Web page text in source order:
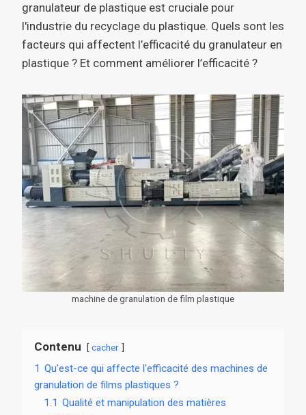
granulateur de plastique est cruciale pour
l'industrie du recyclage du plastique. Quels sont les
facteurs qui affectent l’efficacité du granulateur en
plastique ? Et comment améliorer l’efficacité ?
machine de granulation de film plastique
Contenu cacher
1 Qu'est-ce qui affecte l'efficacité des machines de
granulation de films plastiques ?
1.1 Qualité et manipulation des matières